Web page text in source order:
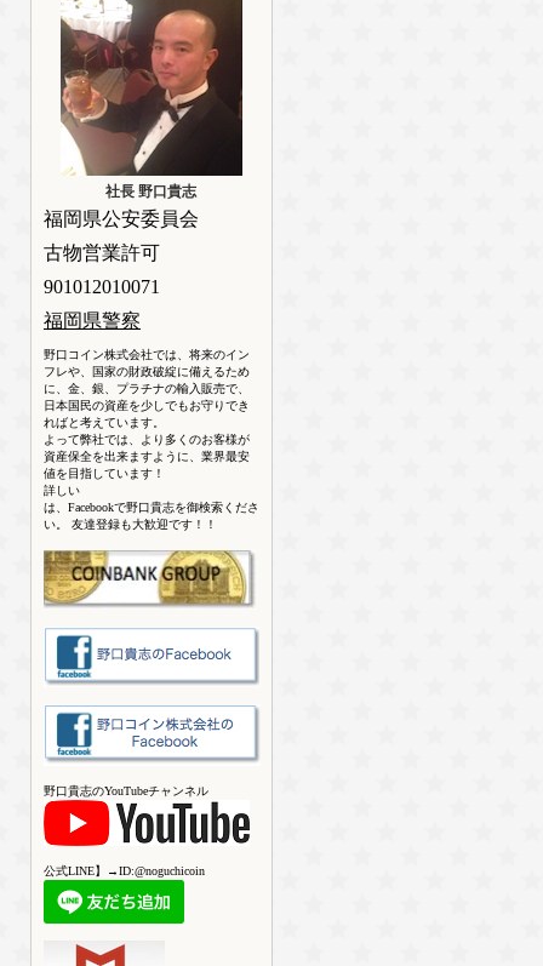
社長 野口貴志
福岡県公安委員会
古物営業許可
901012010071
福岡県警察
野口コイン株式会社では、将来のイン
フレや、国家の財政破綻に備えるため
に、金、銀、プラチナの輸入販売で、
日本国民の資産を少しでもお守りでき
ればと考えています。
よって弊社では、より多くのお客様が
資産保全を出来ますように、業界最安
値を目指しています！
詳しい
は、Facebookで野口貴志を御検索くださ
い。 友達登録も大歓迎です！！
野口貴志のYouTubeチャンネル
公式LINE】→ID:@noguchicoin